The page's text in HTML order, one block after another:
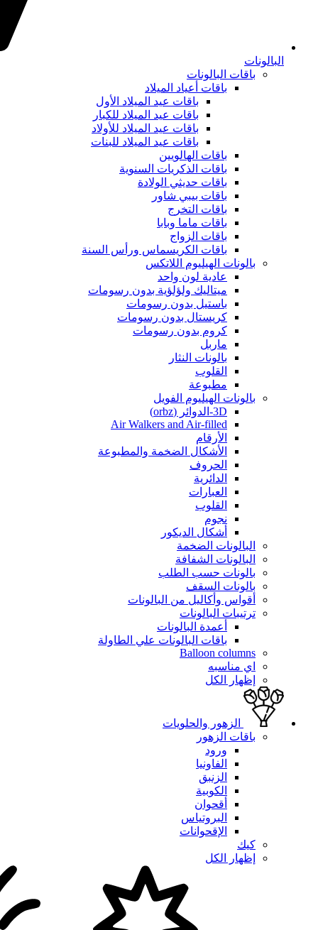
البالونات
باقات البالونات
باقات أعياد الميلاد
باقات عيد الميلاد الأول
باقات عيد الميلاد للكبار
باقات عيد الميلاد للأولاد
باقات عيد الميلاد للبنات
باقات الهالويين
باقات الذكريات السنوية
باقات حديثي الولادة
باقات بيبي شاور
باقات التخرج
باقات ماما وبابا
باقات الزواج
باقات الكريسماس ورأس السنة
بالونات الهيليوم اللاتكس
عادية لون واحد
ميتاليك ولؤلؤية بدون رسومات
باستيل بدون رسومات
كريستال بدون رسومات
كروم بدون رسومات
ماربل
بالونات النثار
القلوب
مطبوعة
بالونات الهيليوم الفويل
3D-الدوائر (orbz)
Air Walkers and Air-filled
الأرقام
الأشكال الضخمة والمطبوعة
الحروف
الدائرية
العبارات
القلوب
نجوم
أشكال الديكور
البالونات الضخمة
البالونات الشفافة
بالونات حسب الطلب
بالونات السقف
أقواس وأكاليل من البالونات
ترتيبات البالونات
أعمدة البالونات
باقات البالونات علي الطاولة
Balloon columns
اي مناسبه
إظهار الكل
الزهور والحلويات
باقات الزهور
ورود
الفاونيا
الزنبق
الكوبية
أقحوان
البروتياس
الإقحوانات
كيك
إظهار الكل